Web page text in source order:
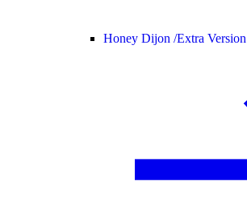
Honey Dijon /Extra Version